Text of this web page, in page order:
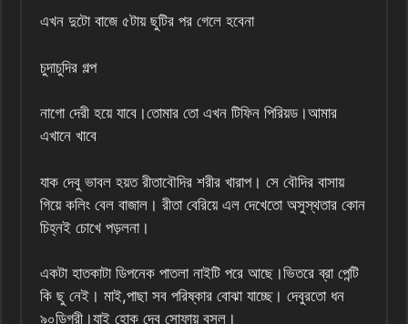
এখন দুটো বাজে ৫টায় ছুটির পর গেলে হবেনা
চুদাচুদির গল্প
নাগো দেরী হয়ে যাবে।তোমার তো এখন টিফিন পিরিয়ড।আমার
এখানে খাবে
যাক দেবু ভাবল হয়ত রীতাবৌদির শরীর খারাপ। সে বৌদির বাসায়
গিয়ে কলিং বেল বাজাল। রীতা বেরিয়ে এল দেখেতো অসুস্থতার কোন
চিহ্নই চোখে পড়লনা।
একটা হাতকাটা ডিপনেক পাতলা নাইটি পরে আছে।ভিতরে ব্রা পেন্টি
কি ছু নেই। মাই,পাছা সব পরিষ্কার বোঝা যাচ্ছে। দেবুরতো ধন
৯০ডিগ্রী।যাই হোক দেবু সোফায় বসল।